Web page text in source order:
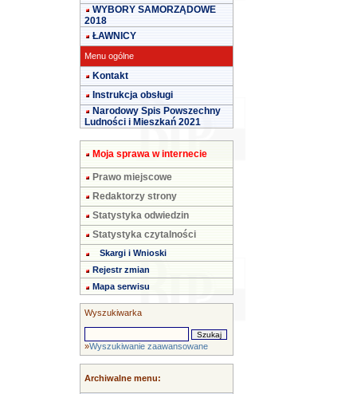
WYBORY SAMORZĄDOWE
2018
ŁAWNICY
Menu ogólne
Kontakt
Instrukcja obsługi
Narodowy Spis Powszechny
Ludności i Mieszkań 2021
Moja sprawa w internecie
Prawo miejscowe
Redaktorzy strony
Statystyka odwiedzin
Statystyka czytalności
Skargi i Wnioski
Rejestr zmian
Mapa serwisu
Wyszukiwarka
»Wyszukiwanie zaawansowane
Archiwalne menu: